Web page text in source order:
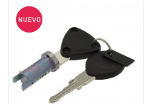
Encendido Electrónico
AC ò DC en Vespa Clásica
Encendido Electrónico AC o DC
NUEVO